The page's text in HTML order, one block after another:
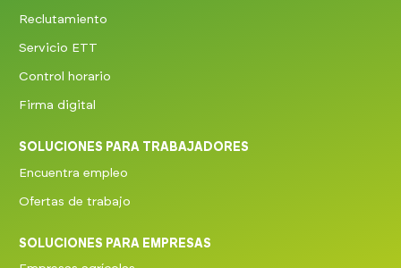
Reclutamiento
Servicio ETT
Control horario
Firma digital
SOLUCIONES PARA TRABAJADORES
Encuentra empleo
Ofertas de trabajo
SOLUCIONES PARA EMPRESAS